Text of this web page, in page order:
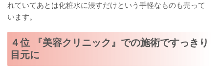
れていてあとは化粧水に浸すだけという手軽なものも売って
います。
４位 『美容クリニック』での施術ですっきり
目元に